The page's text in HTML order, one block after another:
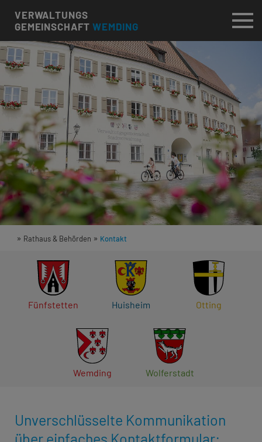
VERWALTUNGS
GEMEINSCHAFTWEMDING
» Rathaus & Behörden » Kontakt
Fünfstetten Huisheim Otting
Wemding Wolferstadt
Unverschlüsselte Kommunikation
über einfaches Kontaktformular: